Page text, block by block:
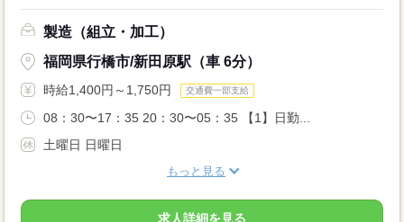
製造（組立・加工）
福岡県行橋市/新田原駅（車 6分）
時給1,400円～1,750円 交通費一部支給
08：30〜17：35 20：30〜05：35 【1】日勤...
土曜日 日曜日
もっと見る
求人詳細を見る